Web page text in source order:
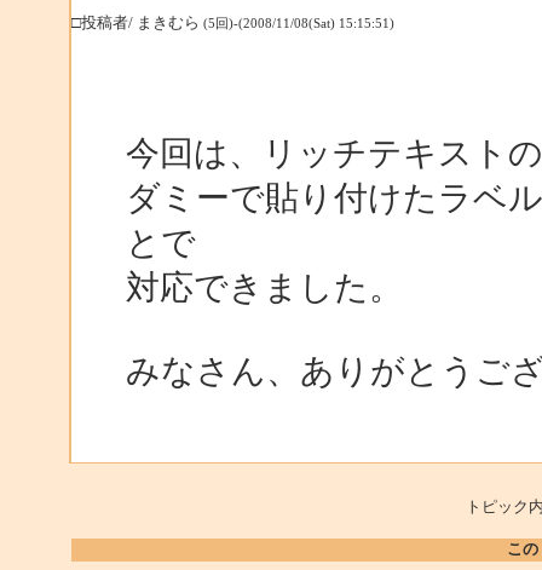
□投稿者/ まきむら (5回)-(2008/11/08(Sat) 15:15:51)
今回は、リッチテキスト
ダミーで貼り付けたラベ
とで
対応できました。
みなさん、ありがとうご
トピッ
こ